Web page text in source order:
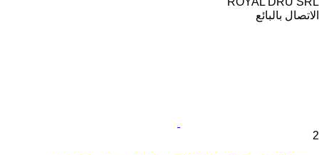
الاتصال بالبائع
2